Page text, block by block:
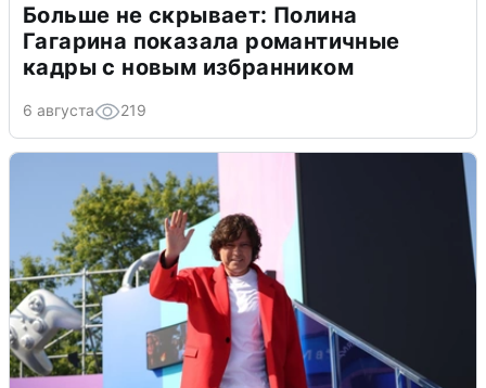
Больше не скрывает: Полина
Гагарина показала романтичные
кадры с новым избранником
6 августа 219